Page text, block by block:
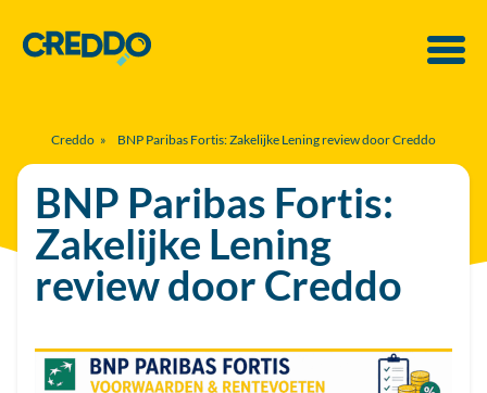
Creddo » BNP Paribas Fortis: Zakelijke Lening review door Creddo
BNP Paribas Fortis:
Zakelijke Lening
review door Creddo